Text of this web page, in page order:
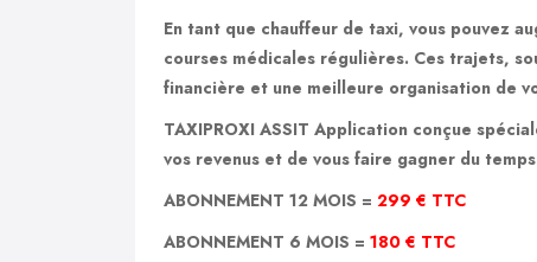
En tant que chauffeur de taxi, vous pouvez
courses médicales régulières. Ces trajets,
financière et une meilleure organisation de
TAXIPROXI ASSIT Application conçue
vos revenus et de vous faire gagner du temps
ABONNEMENT 12 MOIS = 299 € TTC
ABONNEMENT 6 MOIS = 180 € TTC